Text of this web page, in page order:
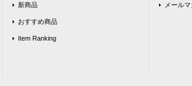
新商品
おすすめ商品
Item Ranking
メール